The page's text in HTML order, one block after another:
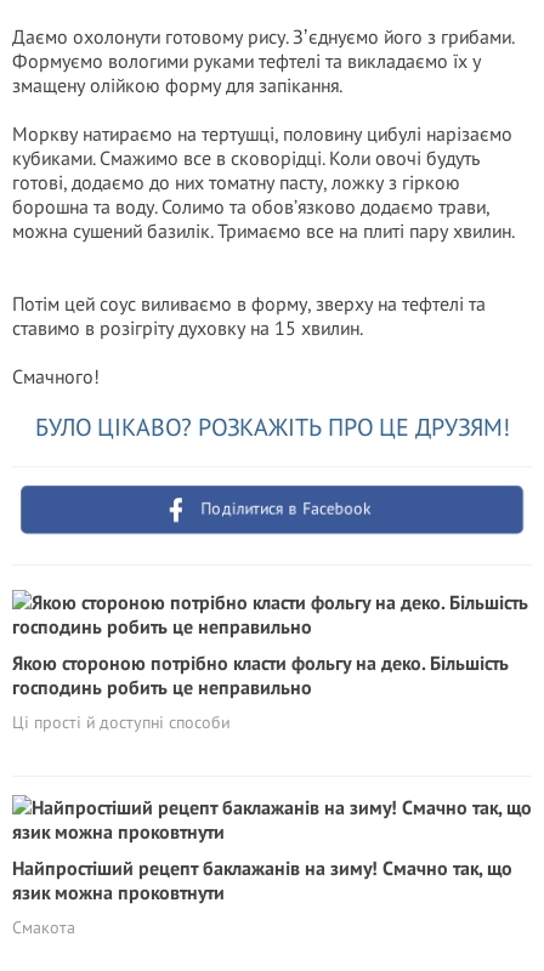
Даємо охолонути готовому рису. Зʼєднуємо його з грибами.
Формуємо вологими руками тефтелі та викладаємо їх у
змащену олійкою форму для запікання.
Моркву натираємо на тертушці, половину цибулі нарізаємо
кубиками. Смажимо все в сковорідці. Коли овочі будуть
готові, додаємо до них томатну пасту, ложку з гіркою
борошна та воду. Солимо та обов’язково додаємо трави,
можна сушений базилік. Тримаємо все на плиті пару хвилин.
Потім цей соус виливаємо в форму, зверху на тефтелі та
ставимо в розігріту духовку на 15 хвилин.
Смачного!
БУЛО ЦІКАВО? РОЗКАЖІТЬ ПРО ЦЕ ДРУЗЯМ!
Поділитися в Facebook
Якою стороною потрібно класти фольгу на деко. Більшість
господинь робить це неправильно
Ці прості й доступні способи
Найпростіший рецепт баклажанів на зиму! Смачно так, що
язик можна проковтнути
Смакота